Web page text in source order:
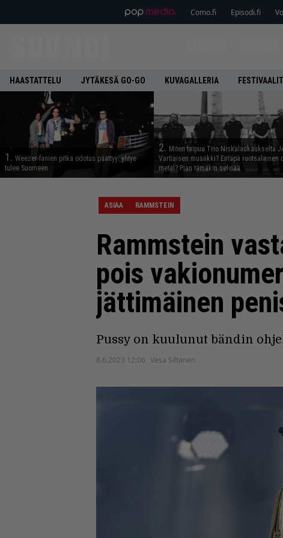
Como.fi Episodi.fi
HAASTATTELU JYTÄKESÄ GO-GO KUVAGALLERIA FESTIVAALIT
1. Weezer-fanien pitkä odotus päättyy: yhtye
tulee Suomeen
2. Miten taipuu Trio Niskalaukaukselta
Vartiaisen musiikki? Entäpä ruotsalainen
metal? Pian tämäkin selviää
ASIAA RAMMSTEIN
Rammstein
pois
jättimäinen
Pussy on kuulunut bändin
8.6.2023 12:06 Vesa Siltanen